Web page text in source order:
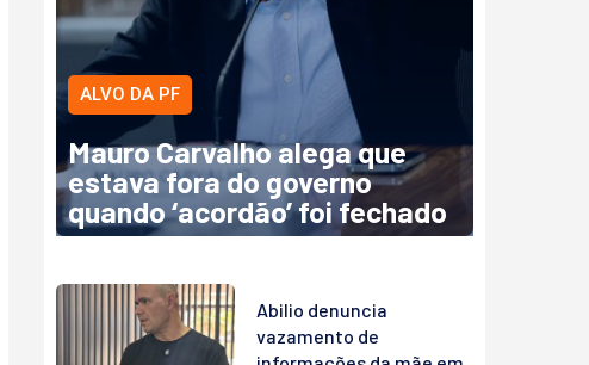
ALVO DA PF
Mauro Carvalho alega que
estava fora do governo
quando ‘acordão’ foi fechado
Abilio denuncia
vazamento de